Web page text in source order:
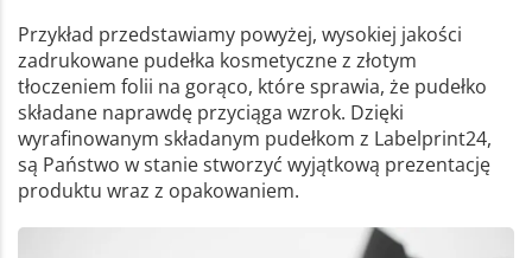
Przykład przedstawiamy powyżej, wysokiej jakości
zadrukowane pudełka kosmetyczne z złotym
tłoczeniem folii na gorąco, które sprawia, że pudełko
składane naprawdę przyciąga wzrok. Dzięki
wyrafinowanym składanym pudełkom z Labelprint24,
są Państwo w stanie stworzyć wyjątkową prezentację
produktu wraz z opakowaniem.